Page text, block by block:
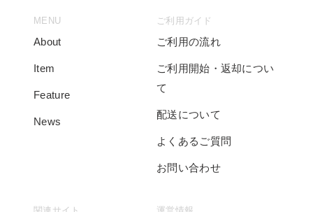
MENU
About
Item
Feature
News
ご利用ガイド
ご利用の流れ
ご利用開始・返却につい
て
配送について
よくあるご質問
お問い合わせ